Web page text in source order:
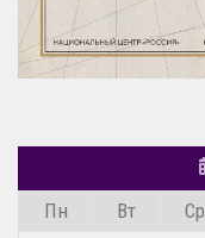
Пн
Вт Ср